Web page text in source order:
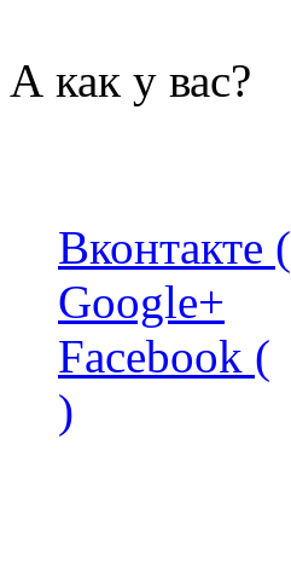
А как у вас?
Вконтакте (
Google+
Facebook (
)